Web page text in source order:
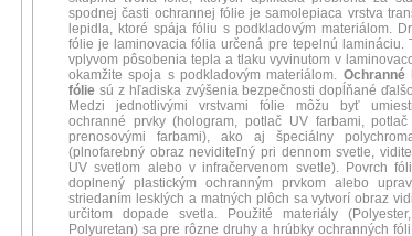
spodnej časti ochrannej fólie je samolepiaca vrstva
lepidla, ktoré spája fóliu s podkladovým materiálom.
fólie je laminovacia fólia určená pre tepelnú lamináciu.
vplyvom pôsobenia tepla a tlaku vyvinutom v
okamžite spoja s podkladovým materiálom. Ochranné
fólie sú z hľadiska zvýšenia bezpečnosti dopĺňané
Medzi jednotlivými vrstvami fólie môžu byť
ochranné prvky (hologram, potlač UV farbami, potlač
prenosovými farbami), ako aj špeciálny
(plnofarebný obraz neviditeľný pri dennom svetle,
UV svetlom alebo v infračervenom svetle). Povrch
doplnený plastickým ochranným prvkom alebo
striedaním lesklých a matných plôch sa vytvorí obraz
určitom dopade svetla. Použité materiály
Polyuretan) sa pre rôzne druhy a hrúbky ochranných